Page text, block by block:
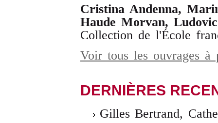
Cristina Andenna,
Haude Morvan,
Collection de l'École
Voir tous les ouvrages
DERNIÈRES
Gilles Bertrand,